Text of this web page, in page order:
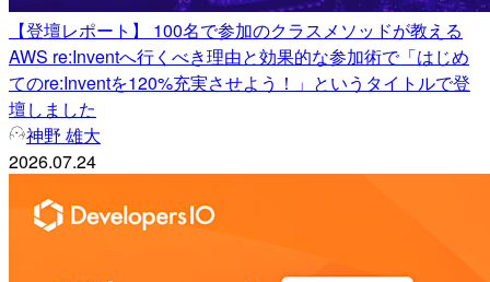
【登壇レポート】 100名で参加のクラスメソッドが教える
AWS re:Inventへ行くべき理由と効果的な参加術で「はじめ
てのre:Inventを120%充実させよう！」というタイトルで登
壇しました
神野 雄大
2026.07.24